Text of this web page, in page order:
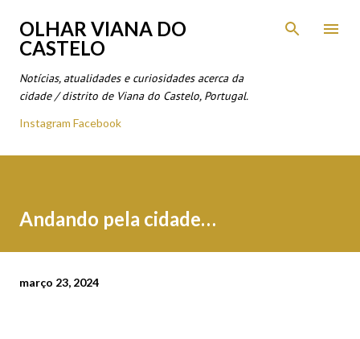
Avançar para o conteúdo principal
OLHAR VIANA DO
CASTELO
Notícias, atualidades e curiosidades acerca da
cidade / distrito de Viana do Castelo, Portugal.
Instagram Facebook
Andando pela cidade…
março 23, 2024